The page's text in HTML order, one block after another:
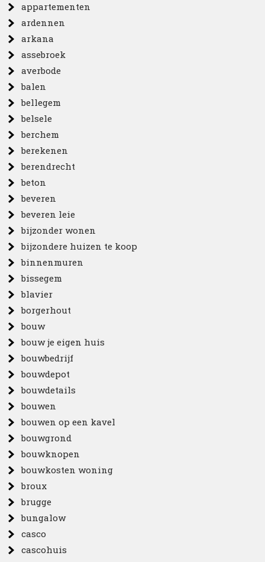
appartementen
ardennen
arkana
assebroek
averbode
balen
bellegem
belsele
berchem
berekenen
berendrecht
beton
beveren
beveren leie
bijzonder wonen
bijzondere huizen te koop
binnenmuren
bissegem
blavier
borgerhout
bouw
bouw je eigen huis
bouwbedrijf
bouwdepot
bouwdetails
bouwen
bouwen op een kavel
bouwgrond
bouwknopen
bouwkosten woning
broux
brugge
bungalow
casco
cascohuis